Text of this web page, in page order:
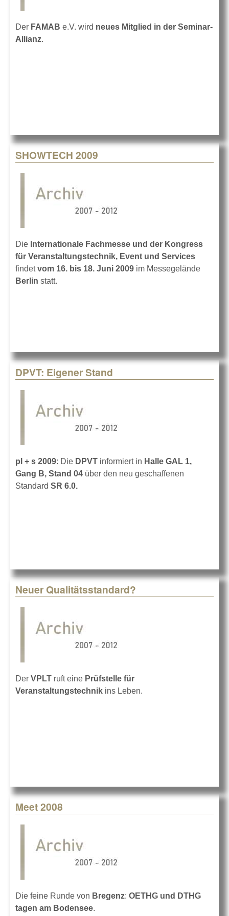
Der FAMAB e.V. wird neues Mitglied in der Seminar-
Allianz.
SHOWTECH 2009
Die Internationale Fachmesse und der Kongress
für Veranstaltungstechnik, Event und Services
findetvom 16. bis 18. Juni 2009 im Messegelände
Berlin statt.
DPVT: Eigener Stand
pl + s 2009: Die DPVT informiert in Halle GAL 1,
Gang B, Stand 04 über den neu geschaffenen
Standard SR 6.0.
Neuer Qualitätsstandard?
Der VPLT ruft eine Prüfstelle für
Veranstaltungstechnik ins Leben.
Meet 2008
Die feine Runde von Bregenz: OETHG und DTHG
tagen am Bodensee.